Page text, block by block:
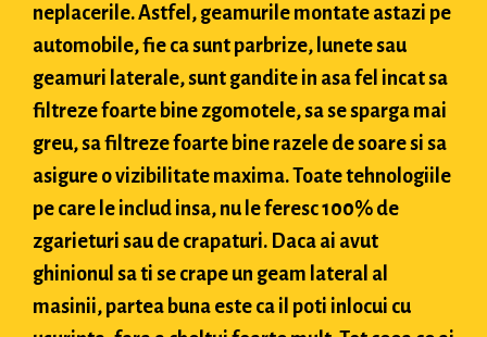
neplacerile. Astfel, geamurile montate astazi pe
automobile, fie ca sunt parbrize, lunete sau
geamuri laterale, sunt gandite in asa fel incat sa
filtreze foarte bine zgomotele, sa se sparga mai
greu, sa filtreze foarte bine razele de soare si sa
asigure o vizibilitate maxima. Toate tehnologiile
pe care le includ insa, nu le feresc 100% de
zgarieturi sau de crapaturi. Daca ai avut
ghinionul sa ti se crape un geam lateral al
masinii, partea buna este ca il poti inlocui cu